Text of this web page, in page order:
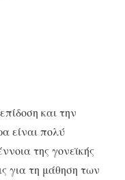
και την
είναι πολύ
της γονεϊκής
για τη μάθηση των